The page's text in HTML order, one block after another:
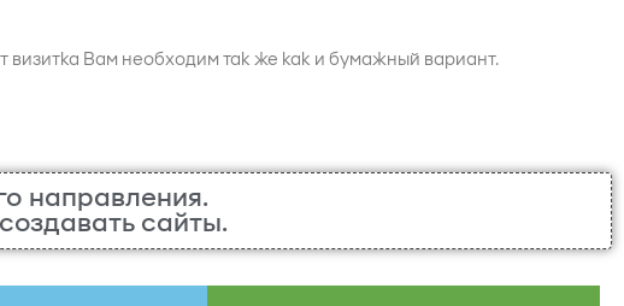
визитка Вам необходим так же как и бумажный вариант.
направления.
сайты.